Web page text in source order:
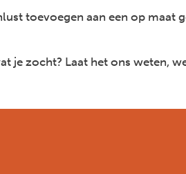
toevoegen aan een op maat
je zocht? Laat het ons weten,